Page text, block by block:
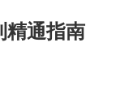
精通指南